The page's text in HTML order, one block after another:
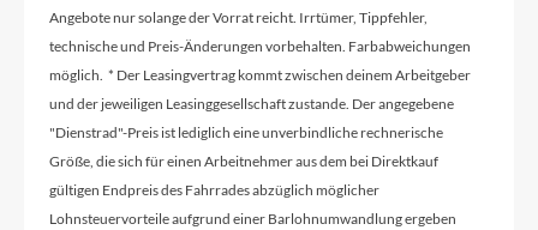
Größen Optionen des Herstellers
50cm, 56 cm
Angebote nur solange der Vorrat reicht. Irrtümer, Tippfehler,
technische und Preis-Änderungen vorbehalten. Farbabweichungen
möglich. * Der Leasingvertrag kommt zwischen deinem Arbeitgeber
und der jeweiligen Leasinggesellschaft zustande. Der angegebene
"Dienstrad"-Preis ist lediglich eine unverbindliche rechnerische
Größe, die sich für einen Arbeitnehmer aus dem bei Direktkauf
gültigen Endpreis des Fahrrades abzüglich möglicher
Lohnsteuervorteile aufgrund einer Barlohnumwandlung ergeben